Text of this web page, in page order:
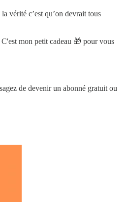
vérité c’est qu’on devrait tous
mon petit cadeau 🎁 pour vous
de devenir un abonné gratuit ou